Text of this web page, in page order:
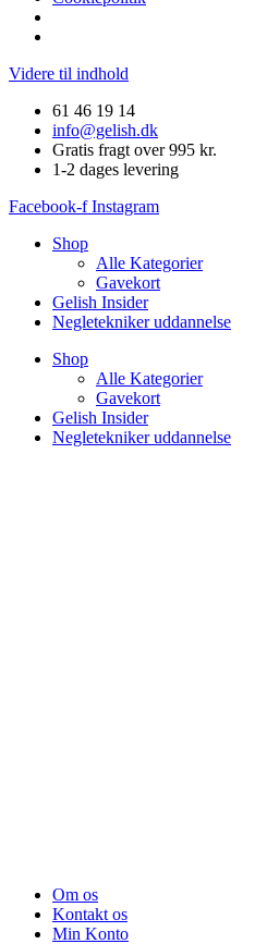
Videre til indhold
61 46 19 14
info@gelish.dk
Gratis fragt over 995 kr.
1-2 dages levering
Facebook-f Instagram
Shop
Alle Kategorier
Gavekort
Gelish Insider
Negletekniker uddannelse
Shop
Alle Kategorier
Gavekort
Gelish Insider
Negletekniker uddannelse
Om os
Kontakt os
Min Konto